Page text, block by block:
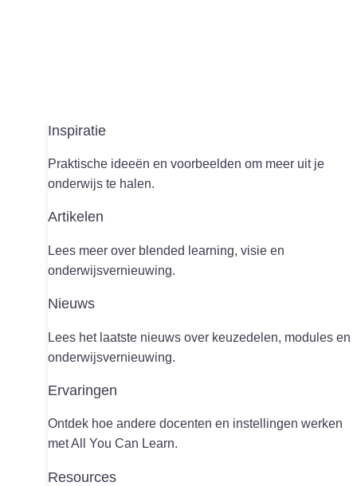
Inspiratie
Praktische ideeën en voorbeelden om meer uit je
onderwijs te halen.
Artikelen
Lees meer over blended learning, visie en
onderwijsvernieuwing.
Nieuws
Lees het laatste nieuws over keuzedelen, modules en
onderwijsvernieuwing.
Ervaringen
Ontdek hoe andere docenten en instellingen werken
met All You Can Learn.
Resources